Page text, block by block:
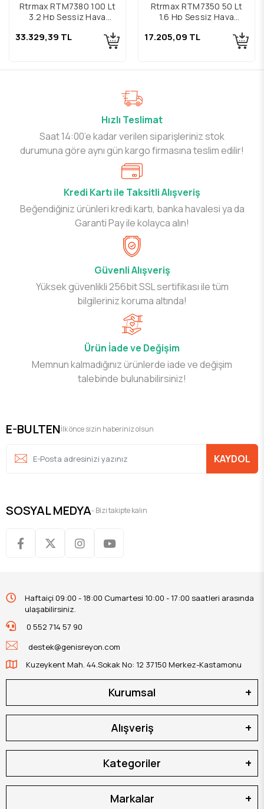
Rtrmax RTM7380 100 Lt
3.2 Hp Sessiz Hava
33.329,39 TL
Rtrmax RTM7350 50 Lt
1.6 Hp Sessiz Hava
17.205,09 TL
Hızlı Teslimat
Saat 14:00’e kadar verilen siparişleriniz stok
durumuna göre aynı gün kargo firmasına teslim edilir!
Kredi Kartı ile Taksitli Alışveriş
Beğendiğiniz ürünleri kredi kartı, banka havalesi ya da
Garanti Pay ile kolayca alın!
Güvenli Alışveriş
Yüksek güvenlikli 256bit SSL sertifikası ile tüm
bilgileriniz koruma altında!
Ürün İade ve Değişim
Memnun kalmadığınız ürünlerde iade ve değişim
talebinde bulunabilirsiniz!
E-BULTENİlk önce sizin haberiniz olsun
KAYDOL
SOSYAL MEDYA- Bizi takipte kalın
Haftaiçi 09:00 - 18:00 Cumartesi 10:00 - 17:00 saatleri arasında
ulaşabilirsiniz.
0 552 714 57 90
destek@genisreyon.com
Kuzeykent Mah. 44.Sokak No: 12 37150 Merkez-Kastamonu
Kurumsal
Alışveriş
Kategoriler
Markalar